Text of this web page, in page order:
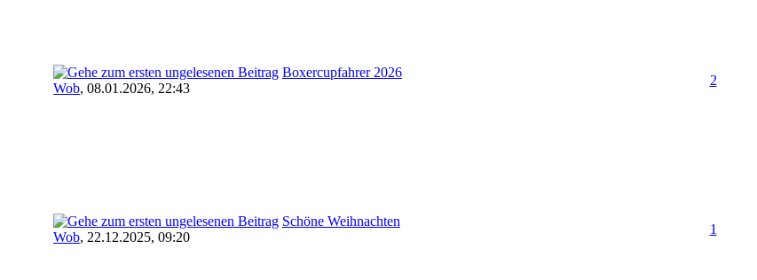
Boxercupfahrer 2026
Wob, 08.01.2026, 22:43
2
Schöne Weihnachten
Wob, 22.12.2025, 09:20
1